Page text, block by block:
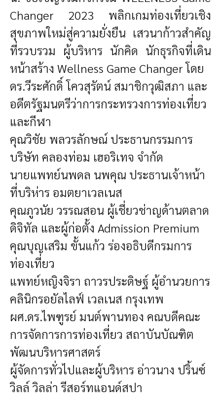
Changer 2023 พลิกเกมท่องเที่ยวเชิง
สุขภาพใหม่สู่ความยั่งยืน เสวนาก้าวสำคัญ
ที่รวบรวม ผู้บริหาร นักคิด นักธุรกิจที่เดิน
หน้าสร้าง Wellness Game Changer โดย
ดร.วีระศักดิ์ โควสุรัตน์ สมาชิกวุฒิสภา และ
อดีตรัฐมนตรีว่าการกระทรวงการท่องเที่ยว
และกีฬา
คุณวิชัย พลวรลักษณ์ ประธานกรรมการ
บริษัท คลองท่อม เฮอริเทจ จำกัด
นายแพทย์นพดล นพคุณ ประธานเจ้าหน้า
ที่บริห่าร อมตยาเวลเนส
คุณภูวนัย วรรณสอน ผู้เชี่ยวช่าญด้านตลาด
ดิจิทัล และผู้ก่อตั้ง Admission Premium
คุณบุญเสริม ขั้นแก้ว ร่องอธิบดีกรมการ
ท่องเที่ยว
แพทย์หญิงจิรา ถาวรประดิษฐ์ ผู้อำนวยการ
คลินิกรอยัลไลฟ์ เวลเนส กรุงเทพ
ผศ.ดร.ไพฑูรย์ มนต์พานทอง คณบดีคณะ
การจัดการการท่องเที่ยว สถาบันบัณฑิต
พัฒนบริหารศาสตร์
ผู้จัดการทั่วไปและผู้บริหาร อ่าวนาง ปริ้นซ์
วิลล์ วิลล่า รีสอร์ทแอนด์สปา